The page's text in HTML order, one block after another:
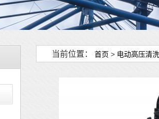
当前位置： 首页 > 电动高压清